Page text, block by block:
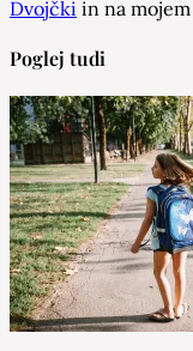
Dvojčki in na
Poglej tudi